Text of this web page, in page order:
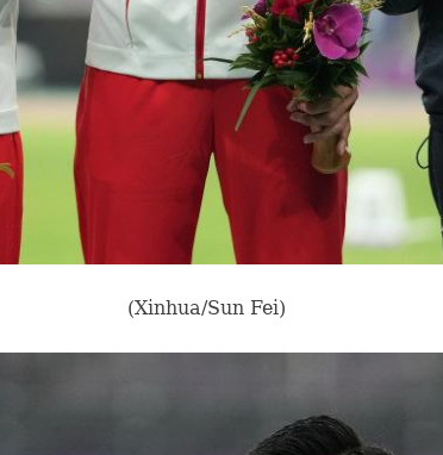
(Xinhua/Sun Fei)